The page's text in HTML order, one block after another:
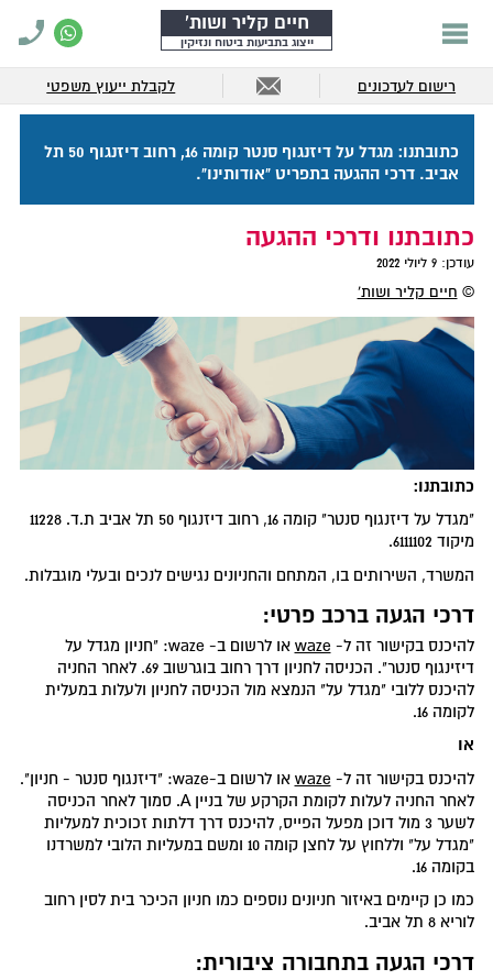
חיים קליר ושות'
ייצוג בתביעות ביטוח ונזיקין
רישום לעדכונים לקבלת ייעוץ משפטי
כתובתנו: מגדל על דיזנגוף סנטר קומה 16, רחוב דיזנגוף 50 תל
אביב. דרכי ההגעה בתפריט "אודותינו".
כתובתנו ודרכי ההגעה
עודכן:9 ליולי 2022
© חיים קליר ושות'
כתובתנו:
"מגדל על דיזנגוף סנטר" קומה 16, רחוב דיזנגוף 50 תל אביב ת.ד. 11228
מיקוד 6111102.
המשרד, השירותים בו, המתחם והחניונים נגישים לנכים ובעלי מוגבלות.
דרכי הגעה ברכב פרטי:
להיכנס בקישור זה ל-waze
או לרשום ב- waze: "חניון מגדל על
דיזינגוף סנטר". הכניסה לחניון דרך רחוב בוגרשוב 69. לאחר החניה
להיכנס ללובי "מגדל על" הנמצא מול הכניסה לחניון ולעלות במעלית
לקומה 16.
או
להיכנס בקישור זה ל-waze
או לרשום ב-waze: "דיזנגוף סנטר - חניון".
לאחר החניה לעלות לקומת הקרקע של בניין A. סמוך לאחר הכניסה
לשער 3 מול דוכן מפעל הפייס, להיכנס דרך דלתות זכוכית למעליות
"מגדל על" וללחוץ על לחצן קומה 10 ומשם במעליות הלובי למשרדנו
בקומה 16.
כמו כן קיימים באיזור חניונים נוספים כמו חניון הכיכר בית לסין רחוב
לוריא 8 תל אביב.
דרכי הגעה בתחבורה ציבורית: